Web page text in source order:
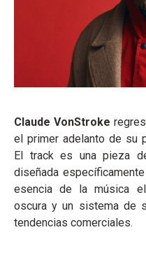
Claude VonStroke
el primer adelanto de su
El track es una pieza
diseñada
esencia de la música
oscura y un sistema de
tendencias comerciales.